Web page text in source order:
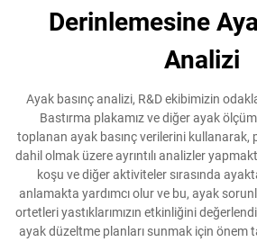
Derinlemesine
Analizi
Ayak basınç analizi, R&D ekibimizin
Bastırma plakamız ve diğer ayak
toplanan ayak basınç verilerini kullanarak,
dahil olmak üzere ayrıntılı analizler
koşu ve diğer aktiviteler sırasında
anlamakta yardımcı olur ve bu, ayak
ortetleri yastıklarımızın etkinliğini
ayak düzeltme planları sunmak için önem